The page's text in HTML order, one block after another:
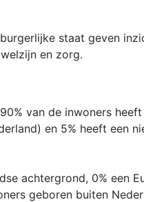
staat geven
en zorg.
van de inwoners heeft
en 5% heeft een
achtergrond, 0% een
geboren buiten